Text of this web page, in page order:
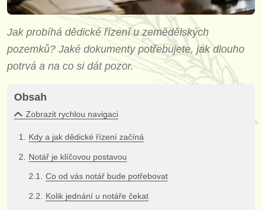
Jak probíhá dědické řízení u zemědělských
pozemků? Jaké dokumenty potřebujete, jak dlouho
potrvá a na co si dát pozor.
Obsah
Zobrazit rychlou navigaci
Kdy a jak dědické řízení začíná
Notář je klíčovou postavou
Co od vás notář bude potřebovat
Kolik jednání u notáře čekat